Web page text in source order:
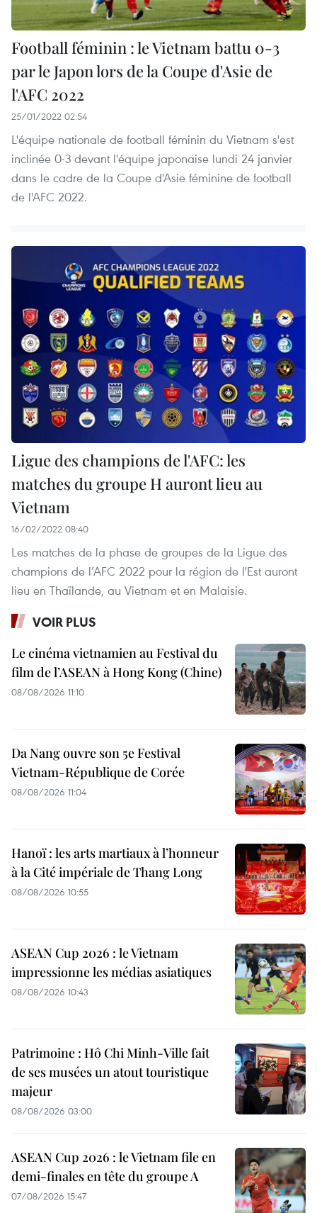
Football féminin : le Vietnam battu 0-3
par le Japon lors de la Coupe d'Asie de
l'AFC 2022
25/01/2022 02:54
L'équipe nationale de football féminin du Vietnam s'est
inclinée 0-3 devant l'équipe japonaise lundi 24 janvier
dans le cadre de la Coupe d'Asie féminine de football
de l'AFC 2022.
Ligue des champions de l'AFC: les
matches du groupe H auront lieu au
Vietnam
16/02/2022 08:40
Les matches de la phase de groupes de la Ligue des
champions de l’AFC 2022 pour la région de l'Est auront
lieu en Thaïlande, au Vietnam et en Malaisie.
VOIR PLUS
Le cinéma vietnamien au Festival du
film de l’ASEAN à Hong Kong (Chine)
08/08/2026 11:10
Da Nang ouvre son 5e Festival
Vietnam-République de Corée
08/08/2026 11:04
Hanoï : les arts martiaux à l’honneur
à la Cité impériale de Thang Long
08/08/2026 10:55
ASEAN Cup 2026 : le Vietnam
impressionne les médias asiatiques
08/08/2026 10:43
Patrimoine : Hô Chi Minh-Ville fait
de ses musées un atout touristique
majeur
08/08/2026 03:00
ASEAN Cup 2026 : le Vietnam file en
demi-finales en tête du groupe A
07/08/2026 15:47